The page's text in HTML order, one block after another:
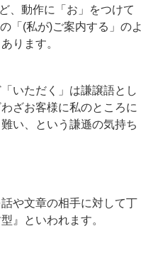
、動作に「お」をつけて
「(私が)ご案内する」のよ
ります。
いただく」は謙譲語とし
ざお客様に私のところに
い、という謙遜の気持ち
や文章の相手に対して丁
』といわれます。